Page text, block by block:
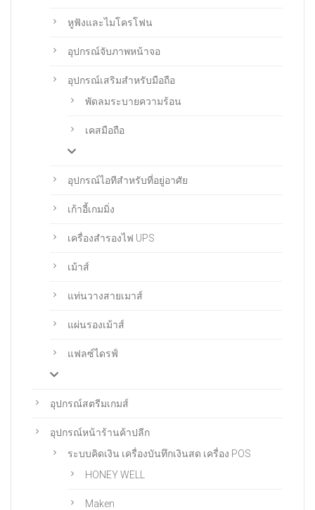
หูฟังและไมโครโฟน
อุปกรณ์จับภาพหน้าจอ
อุปกรณ์เสริมสำหรับมือถือ
พัดลมระบายความร้อน
เคสมือถือ
อุปกรณ์ไอทีสำหรับที่อยู่อาศัย
เก้าอี้เกมมิ่ง
เครื่องสำรองไฟ UPS
เม้าส์
แท่นวางสายเมาส์
แผ่นรองเม้าส์
แฟลซ์ไดรฟ์
อุปกรณ์สตรีมเกมส์
อุปกรณ์หน้าร้านค้าปลีก
ระบบคิดเงิน เครื่องบันทึกเงินสด เครื่อง POS
HONEY WELL
Maken